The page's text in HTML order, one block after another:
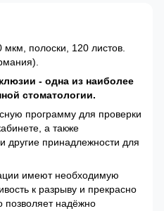
полоски, 120 листов.
- одна из наиболее
стоматологии.
программу для проверки
а также
другие принадлежности для
имеют необходимую
к разрыву и прекрасно
позволяет надёжно